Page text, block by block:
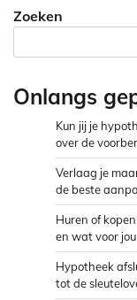
Zoeken
Onlangs
Kun jij je
over de
Verlaag je
de beste
Huren of
en wat voor
Hypotheek
tot de